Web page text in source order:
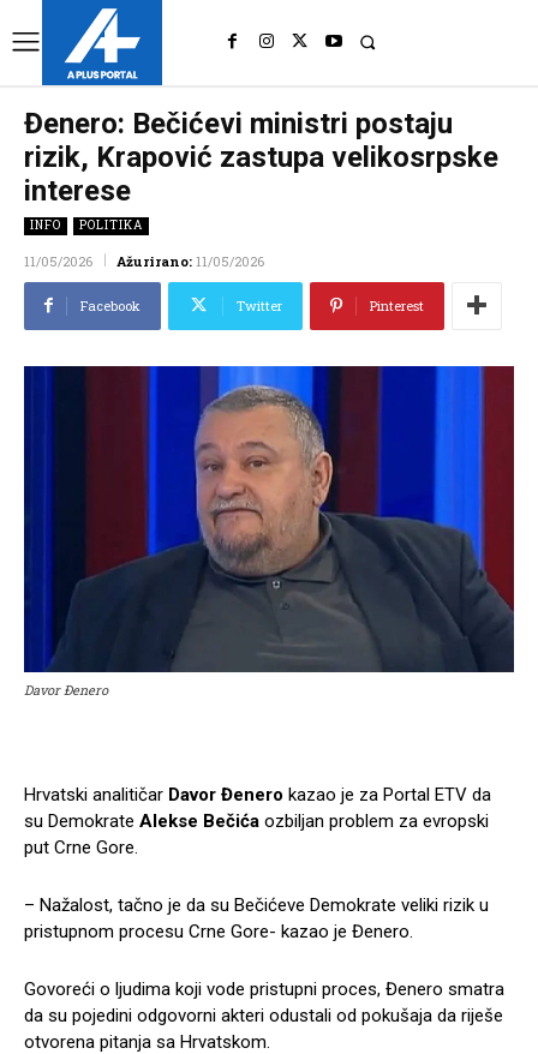
Đenero: Bečićevi ministri postaju
rizik, Krapović zastupa velikosrpske
interese
INFO POLITIKA
11/05/2026 Ažurirano: 11/05/2026
Facebook Twitter Pinterest
Davor Đenero
Hrvatski analitičar Davor Đenero kazao je za Portal ETV da
su Demokrate Alekse Bečića ozbiljan problem za evropski
put Crne Gore.
– Nažalost, tačno je da su Bečićeve Demokrate veliki rizik u
pristupnom procesu Crne Gore- kazao je Đenero.
Govoreći o ljudima koji vode pristupni proces, Đenero smatra
da su pojedini odgovorni akteri odustali od pokušaja da riješe
otvorena pitanja sa Hrvatskom.